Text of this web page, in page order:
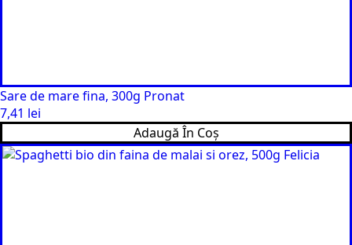
Sare de mare fina, 300g Pronat
7,41 lei
Adaugă În Coș